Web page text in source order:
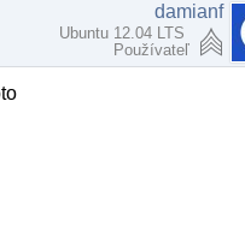
damianf
Ubuntu 12.04 LTS
Používateľ